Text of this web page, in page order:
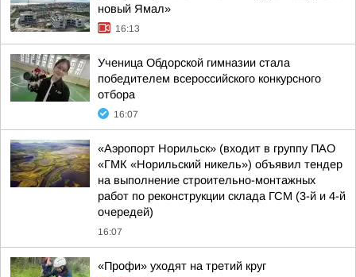
новый Ямал»
16:13
Ученица Обдорской гимназии стала
победителем всероссийского конкурсного
отбора
16:07
«Аэропорт Норильск» (входит в группу ПАО
«ГМК «Норильский никель») объявил тендер
на выполнение строительно-монтажных
работ по реконструкции склада ГСМ (3-й и 4-й
очередей)
16:07
«Профи» уходят на третий круг